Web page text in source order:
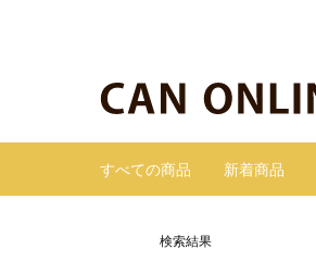
すべての商品 新着商品
検索結果